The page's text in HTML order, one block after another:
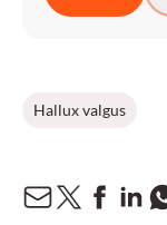
Hallux valgus